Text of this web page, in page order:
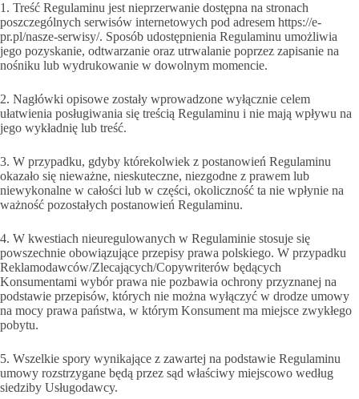
1. Treść Regulaminu jest nieprzerwanie dostępna na stronach
poszczególnych serwisów internetowych pod adresem https://e-
pr.pl/nasze-serwisy/. Sposób udostępnienia Regulaminu umożliwia
jego pozyskanie, odtwarzanie oraz utrwalanie poprzez zapisanie na
nośniku lub wydrukowanie w dowolnym momencie.
2. Nagłówki opisowe zostały wprowadzone wyłącznie celem
ułatwienia posługiwania się treścią Regulaminu i nie mają wpływu na
jego wykładnię lub treść.
3. W przypadku, gdyby którekolwiek z postanowień Regulaminu
okazało się nieważne, nieskuteczne, niezgodne z prawem lub
niewykonalne w całości lub w części, okoliczność ta nie wpłynie na
ważność pozostałych postanowień Regulaminu.
4. W kwestiach nieuregulowanych w Regulaminie stosuje się
powszechnie obowiązujące przepisy prawa polskiego. W przypadku
Reklamodawców/Zlecających/Copywriterów będących
Konsumentami wybór prawa nie pozbawia ochrony przyznanej na
podstawie przepisów, których nie można wyłączyć w drodze umowy
na mocy prawa państwa, w którym Konsument ma miejsce zwykłego
pobytu.
5. Wszelkie spory wynikające z zawartej na podstawie Regulaminu
umowy rozstrzygane będą przez sąd właściwy miejscowo według
siedziby Usługodawcy.